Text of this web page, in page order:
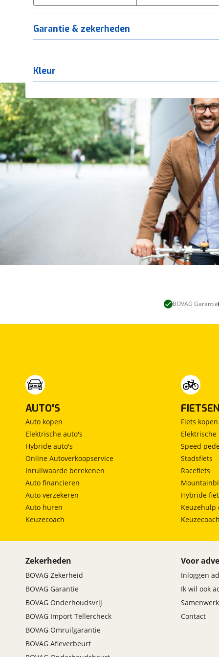
Tica
Garantie & zekerheden
Kleur
BOVAG Garantie
AUTO'S
Auto kopen
Elektrische auto's
Hybride auto's
Online Autoverkoopservice
Inruilwaarde berekenen
Auto financieren
Auto verzekeren
Auto huren
Keuzecoach
FIETSEN
Fiets kopen
Elektrische
Speed
Stadsfiets
Racefiets
Hybride
Keuzehulp
Keuzecoach
Zekerheden
BOVAG Zekerheid
BOVAG Garantie
BOVAG Onderhoudsvrij
BOVAG Import Tellercheck
BOVAG Omruilgarantie
BOVAG Afleverbeurt
Voor
Inloggen
Ik wil ook
Contact